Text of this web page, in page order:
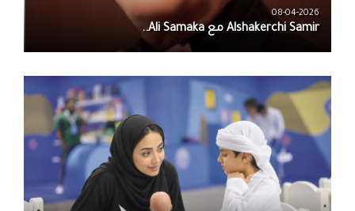
08-04-2026